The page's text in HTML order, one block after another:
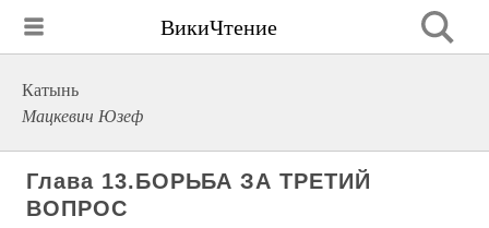
ВикиЧтение
Катынь
Мацкевич Юзеф
Глава 13.БОРЬБА ЗА ТРЕТИЙ
ВОПРОС